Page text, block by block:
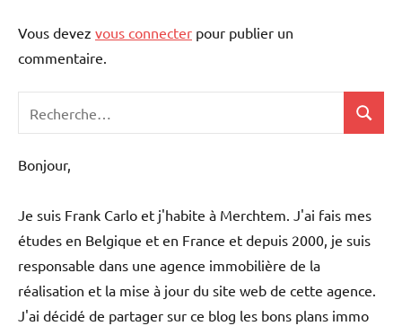
Vous devez vous connecter pour publier un
commentaire.
pour
Bonjour,
Je suis Frank Carlo et j'habite à Merchtem. J'ai fais mes
études en Belgique et en France et depuis 2000, je suis
responsable dans une agence immobilière de la
réalisation et la mise à jour du site web de cette agence.
J'ai décidé de partager sur ce blog les bons plans immo